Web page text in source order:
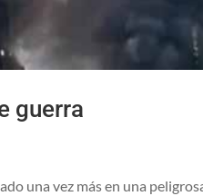
guerra
una vez más en una